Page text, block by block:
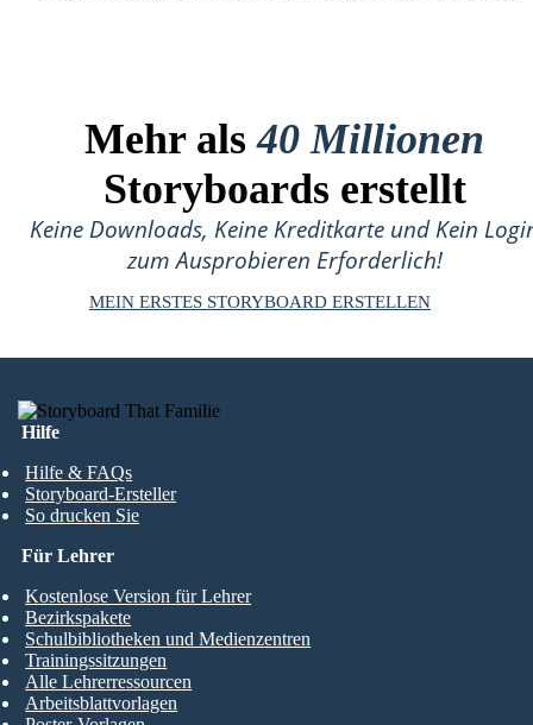
Mehr als40 Millionen
Storyboards erstellt
Keine Downloads, Keine Kreditkarte und Kein
zum Ausprobieren Erforderlich!
MEIN ERSTES STORYBOARD ERSTELLEN
Hilfe
Hilfe & FAQs
Storyboard-Ersteller
So drucken Sie
Für Lehrer
Kostenlose Version für Lehrer
Bezirkspakete
Schulbibliotheken und Medienzentren
Trainingssitzungen
Alle Lehrerressourcen
Arbeitsblattvorlagen